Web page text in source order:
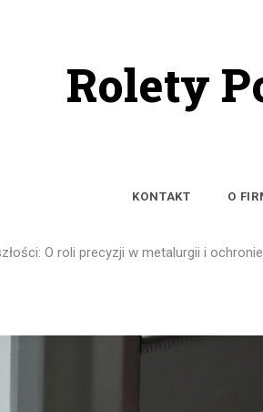
Rolety
KONTAKT O
O roli precyzji w metalurgii i